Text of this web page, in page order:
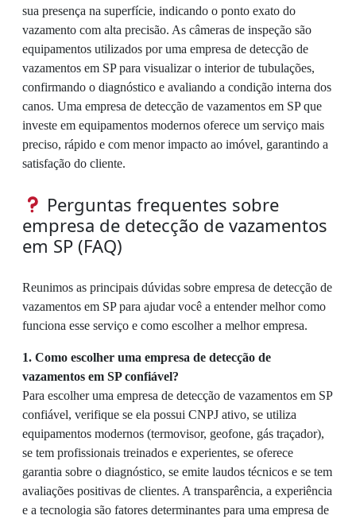
sua presença na superfície, indicando o ponto exato do
vazamento com alta precisão. As câmeras de inspeção são
equipamentos utilizados por uma empresa de detecção de
vazamentos em SP para visualizar o interior de tubulações,
confirmando o diagnóstico e avaliando a condição interna dos
canos. Uma empresa de detecção de vazamentos em SP que
investe em equipamentos modernos oferece um serviço mais
preciso, rápido e com menor impacto ao imóvel, garantindo a
satisfação do cliente.
Perguntas frequentes sobre
empresa de detecção de vazamentos
em SP (FAQ)
Reunimos as principais dúvidas sobre empresa de detecção de
vazamentos em SP para ajudar você a entender melhor como
funciona esse serviço e como escolher a melhor empresa.
1. Como escolher uma empresa de detecção de
vazamentos em SP confiável?
Para escolher uma empresa de detecção de vazamentos em SP
confiável, verifique se ela possui CNPJ ativo, se utiliza
equipamentos modernos (termovisor, geofone, gás traçador),
se tem profissionais treinados e experientes, se oferece
garantia sobre o diagnóstico, se emite laudos técnicos e se tem
avaliações positivas de clientes. A transparência, a experiência
e a tecnologia são fatores determinantes para uma empresa de